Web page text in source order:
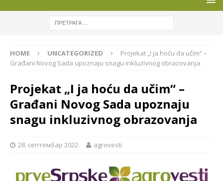
HOME UNCATEGORIZED
Projekat „I ja hoću da učim“ –
Građani Novog Sada upoznaju snagu inkluzivnog obrazovanja
Projekat „I ja hoću da učim“ –
Građani Novog Sada upoznaju
snagu inkluzivnog obrazovanja
28. септембар 2022. agrovesti